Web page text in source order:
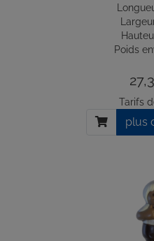
Poids
Tarifs
plus